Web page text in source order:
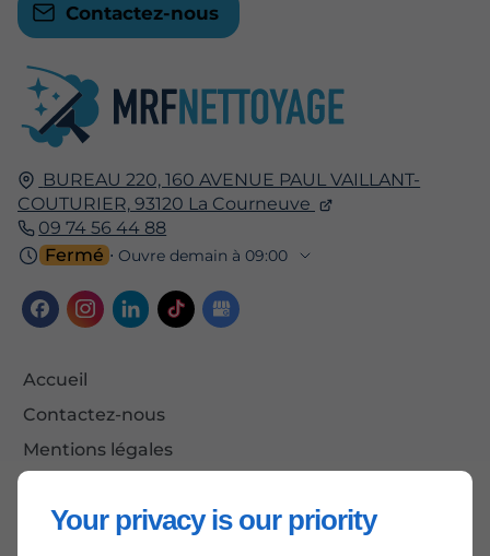
Your privacy is our priority
BUREAU 220, 160 AVENUE PAUL VAILLANT-
COUTURIER, 93120 La Courneuve
09 74 56 44 88
Fermé ⋅ Ouvre demain à 09:00
Accueil
Contactez-nous
Mentions légales
Contactez-nous